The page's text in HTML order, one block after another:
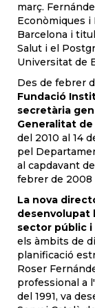
març.
Econòmiques i
Barcelona i
Salut i el
Universitat de
Des de febrer
Fundació
secretària
Generalitat
del 2010 al 14
pel
al capdavant
febrer de 2008
La nova
desenvolupat
sector públic
els àmbits de
planificació
Roser
professional a
del 1991, va